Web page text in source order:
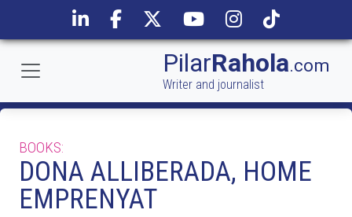
PilarRahola.com
Writer and journalist
BOOKS:
DONA ALLIBERADA, HOME
EMPRENYAT